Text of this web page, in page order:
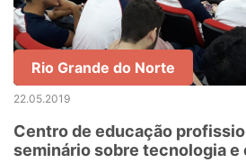
Rio Grande do Norte
22.05.2019
Centro de educação
seminário sobre tecnologia e